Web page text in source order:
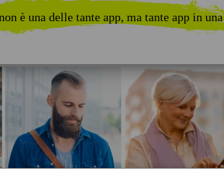
è una delle tante app, ma tante app in